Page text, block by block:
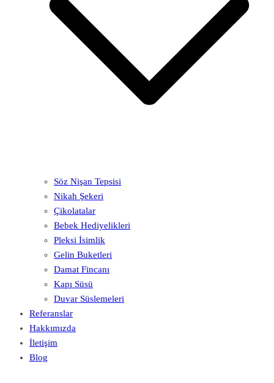
Söz Nişan Tepsisi
Nikah Şekeri
Çikolatalar
Bebek Hediyelikleri
Pleksi İsimlik
Gelin Buketleri
Damat Fincanı
Kapı Süsü
Duvar Süslemeleri
Referanslar
Hakkımızda
İletişim
Blog